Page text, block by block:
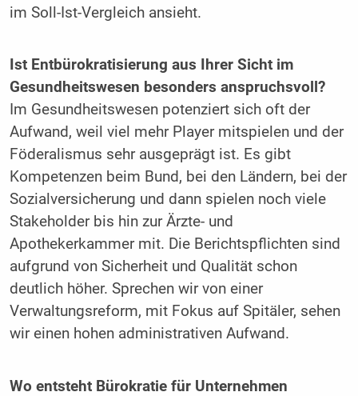
im Soll-Ist-Vergleich ansieht.
Ist Entbürokratisierung aus Ihrer Sicht im
Gesundheitswesen besonders anspruchsvoll?
Im Gesundheitswesen potenziert sich oft der
Aufwand, weil viel mehr Player mitspielen und der
Föderalismus sehr ausgeprägt ist. Es gibt
Kompetenzen beim Bund, bei den Ländern, bei der
Sozialversicherung und dann spielen noch viele
Stakeholder bis hin zur Ärzte- und
Apothekerkammer mit. Die Berichtspflichten sind
aufgrund von Sicherheit und Qualität schon
deutlich höher. Sprechen wir von einer
Verwaltungsreform, mit Fokus auf Spitäler, sehen
wir einen hohen administrativen Aufwand.
Wo entsteht Bürokratie für Unternehmen